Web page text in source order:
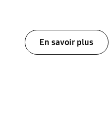
En savoir plus